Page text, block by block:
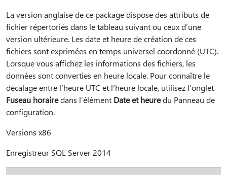
La version anglaise de ce package dispose des attributs de
fichier répertoriés dans le tableau suivant ou ceux d’une
version ultérieure. Les date et heure de création de ces
fichiers sont exprimées en temps universel coordonné (UTC).
Lorsque vous affichez les informations des fichiers, les
données sont converties en heure locale. Pour connaître le
décalage entre l’heure UTC et l’heure locale, utilisez l’onglet
Fuseau horairedans l’élément Date et heuredu Panneau de
configuration.
Versions x86
Enregistreur SQL Server 2014